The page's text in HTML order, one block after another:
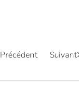
Précédent Suivant